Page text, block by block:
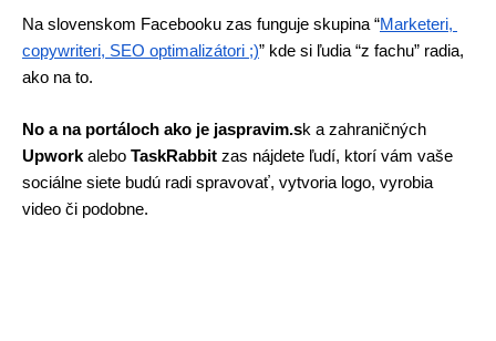
Na slovenskom Facebooku zas funguje skupina “Marketeri,
copywriteri, SEO optimalizátori ;)” kde si ľudia “z fachu” radia,
ako na to.
No a na portáloch ako je jaspravim.s
Upwork alebo TaskRabbit zas nájdete ľudí, ktorí vám vaše
sociálne siete budú radi spravovať, vytvoria logo, vyrobia
video či podobne.